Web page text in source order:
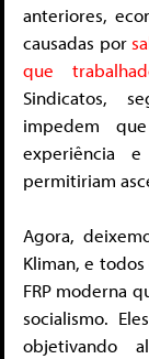
anteriores,
causadas por
que
Sindicatos,
impedem
experiência
permitiriam
Agora,
Kliman, e
FRP moderna
socialismo.
objetivando